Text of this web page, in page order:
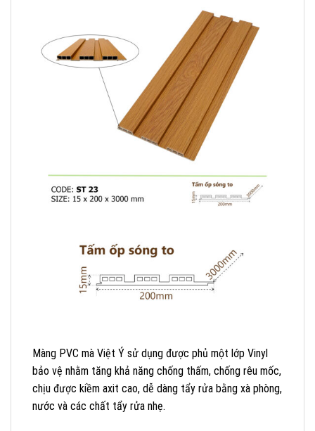
Màng PVC mà Việt Ý sử dụng được phủ một lớp Vinyl
bảo vệ nhằm tăng khả năng chống thấm, chống rêu mốc,
chịu được kiềm axit cao, dễ dàng tẩy rửa bằng xà phòng,
nước và các chất tẩy rửa nhẹ.